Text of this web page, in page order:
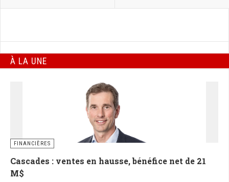
À LA UNE
FINANCIÈRES
Cascades : ventes en hausse, bénéfice net de 21
M$